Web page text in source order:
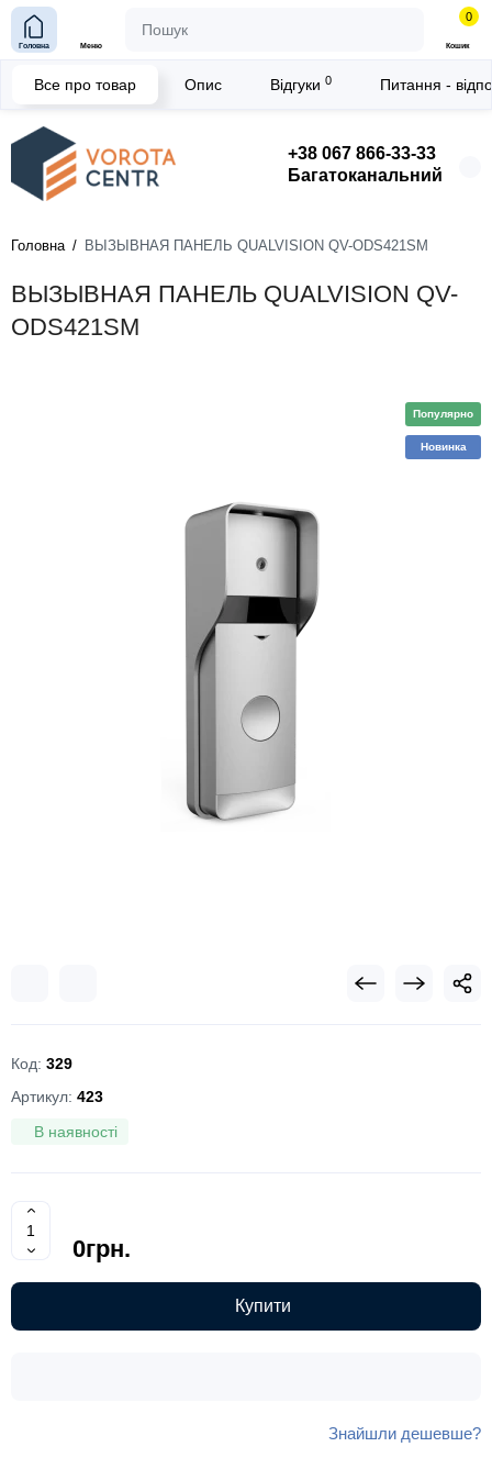
+38 067 866-33-33
Багатоканальний
Головна Меню
0
Кошик
Головна ВЫЗЫВНАЯ ПАНЕЛЬ QUALVISION QV-ODS421SM
ВЫЗЫВНАЯ ПАНЕЛЬ QUALVISION QV-
ODS421SM
Все про товар Опис Відгуки 0 Питання -
Популярно
Новинка
Код: 329
Артикул: 423
В наявності
0грн.
Купити
Знайшли дешевше?